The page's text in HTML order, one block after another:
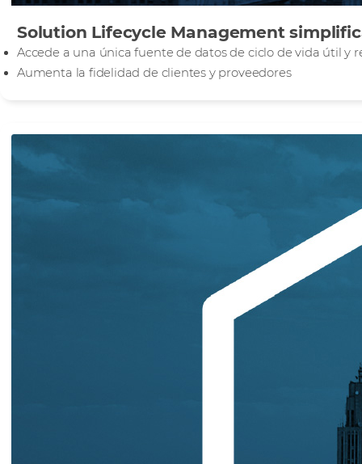
Solution Lifecycle Management
Accede a una única fuente de datos de ciclo de vida útil y
Aumenta la fidelidad de clientes y proveedores